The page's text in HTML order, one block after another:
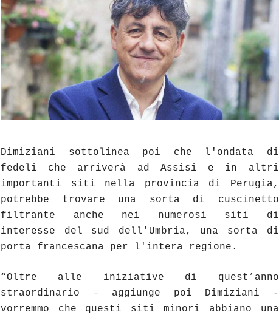
Dimiziani sottolinea poi che l'ondata di
fedeli che arriverà ad Assisi e in altri
importanti siti nella provincia di Perugia,
potrebbe trovare una sorta di cuscinetto
filtrante anche nei numerosi siti di
interesse del sud dell'Umbria, una sorta di
porta francescana per l'intera regione.
“Oltre alle iniziative di quest’anno
straordinario – aggiunge poi Dimiziani -
vorremmo che questi siti minori abbiano una